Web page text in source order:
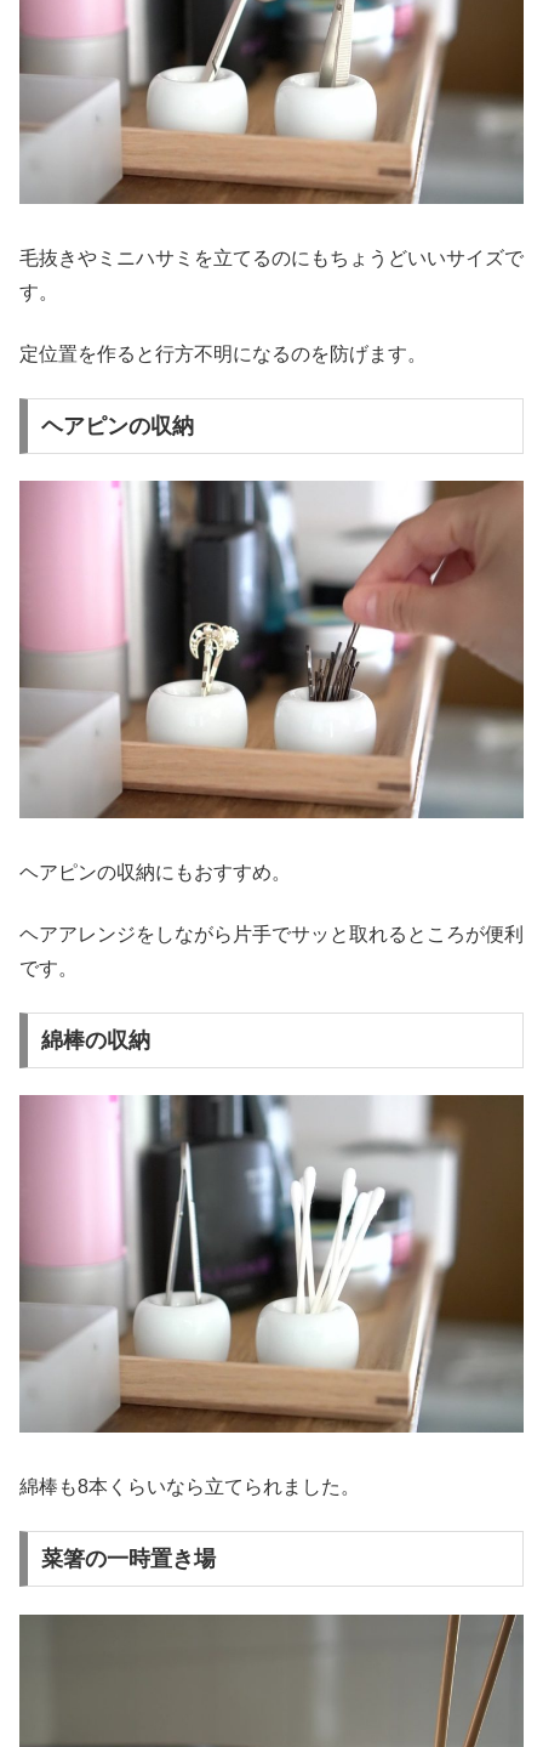
毛抜きやミニハサミを立てるのにもちょうどいいサイズで
す。
定位置を作ると行方不明になるのを防げます。
ヘアピンの収納
ヘアピンの収納にもおすすめ。
ヘアアレンジをしながら片手でサッと取れるところが便利
です。
綿棒の収納
綿棒も8本くらいなら立てられました。
菜箸の一時置き場